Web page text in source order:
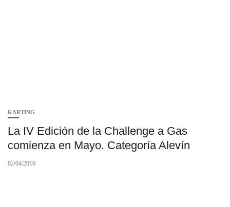
KARTING
La IV Edición de la Challenge a Gas
comienza en Mayo. Categoría Alevín
02/04/2010